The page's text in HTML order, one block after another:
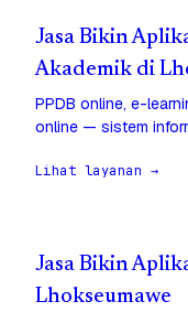
Jasa Bikin
Akademik di
PPDB online, e-
online — sistem
Lihat layanan →
Jasa Bikin
Lhokseumawe